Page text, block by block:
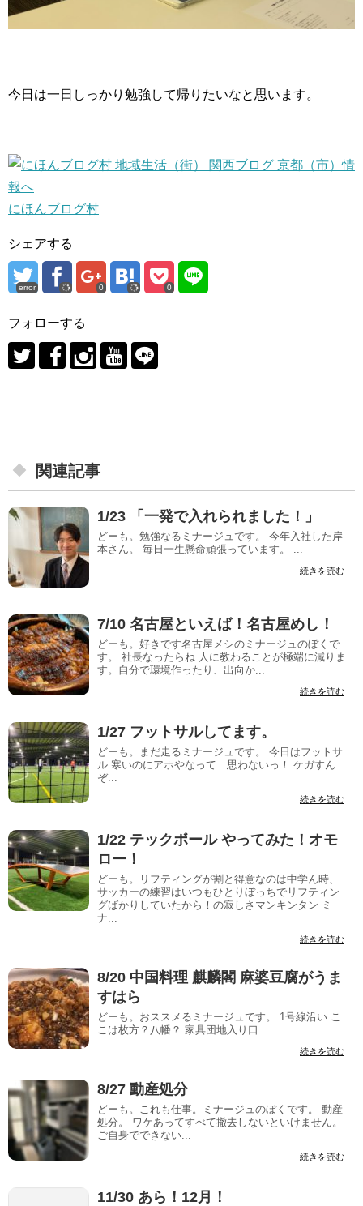
今日は一日しっかり勉強して帰りたいなと思います。
にほんブログ村
シェアする
error 0 0
フォローする
関連記事
1/23 「一発で入れられました！」
どーも。勉強なるミナージュです。 今年入社した岸
本さん。 毎日一生懸命頑張っています。 ...
続きを読む
7/10 名古屋といえば！名古屋めし！
どーも。好きです名古屋メシのミナージュのぼくで
す。 社長なったらね 人に教わることが極端に減りま
す。自分で環境作ったり、出向か...
続きを読む
1/27 フットサルしてます。
どーも。まだ走るミナージュです。 今日はフットサ
ル 寒いのにアホやなって…思わないっ！ ケガすん
ぞ...
続きを読む
1/22 テックボール やってみた！オモ
ロー！
どーも。リフティングが割と得意なのは中学ん時、
サッカーの練習はいつもひとりぼっちでリフティン
グばかりしていたから！の寂しさマンキンタン ミ
ナ...
続きを読む
8/20 中国料理 麒麟閣 麻婆豆腐がうま
すはら
どーも。おススメるミナージュです。 1号線沿い こ
こは枚方？八幡？ 家具団地入り口...
続きを読む
8/27 動産処分
どーも。これも仕事。ミナージュのぼくです。 動産
処分。 ワケあってすべて撤去しないといけません。
ご自身でできない...
続きを読む
11/30 あら！12月！